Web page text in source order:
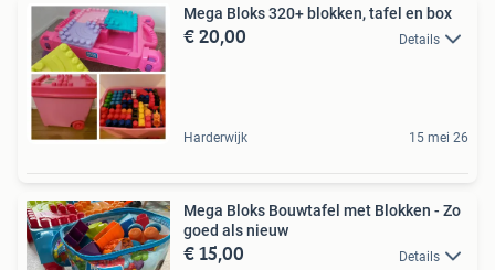
Mega Bloks 320+ blokken, tafel en box
€ 20,00 Details
Harderwijk 15 mei 26
Mega Bloks Bouwtafel met Blokken - Zo
goed als nieuw
€ 15,00 Details